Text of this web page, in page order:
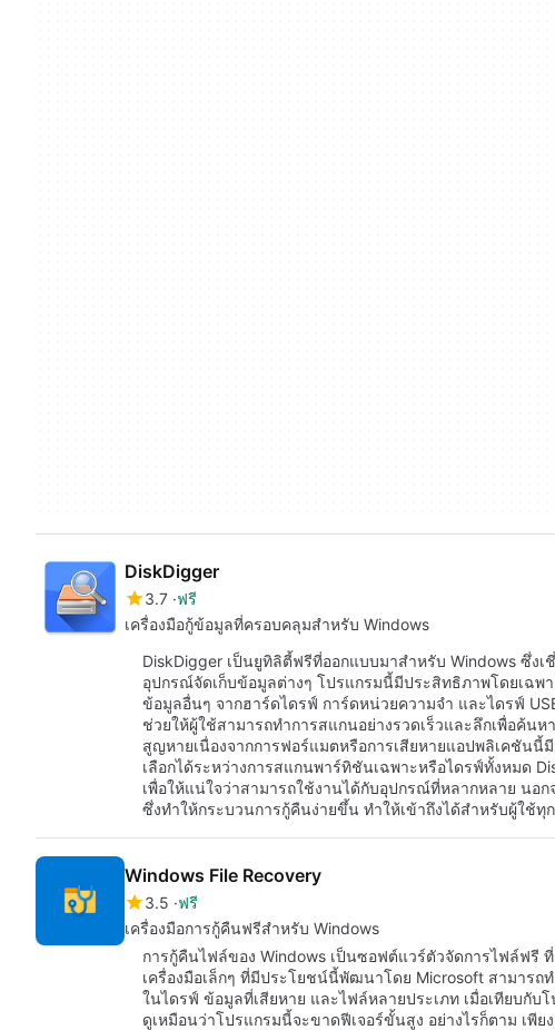
DiskDigger
3.7 ฟรี
เครื่องมือกู้ข้อมูลที่ครอบคลุมสำหรับ Windows
DiskDigger เป็นยูทิลิตี้ฟรีที่ออกแบบมาสำหรับ Windows ซึ่ง
อุปกรณ์จัดเก็บข้อมูลต่างๆ โปรแกรมนี้มีประสิทธิภาพโดยเฉพ
ข้อมูลอื่นๆ จากฮาร์ดไดรฟ์ การ์ดหน่วยความจำ และไดรฟ์
ช่วยให้ผู้ใช้สามารถทำการสแกนอย่างรวดเร็วและลึกเพื่อค้น
สูญหายเนื่องจากการฟอร์แมตหรือการเสียหายแอปพลิเคชันนี้
เลือกได้ระหว่างการสแกนพาร์ทิชันเฉพาะหรือไดรฟ์ทั้งหมด
เพื่อให้แน่ใจว่าสามารถใช้งานได้กับอุปกรณ์ที่หลากหลาย นอก
ซึ่งทำให้กระบวนการกู้คืนง่ายขึ้น ทำให้เข้าถึงได้สำหรับผู้ใช้
Windows File Recovery
3.5 ฟรี
เครื่องมือการกู้คืนฟรีสำหรับ Windows
การกู้คืนไฟล์ของ Windows เป็นซอฟต์แวร์ตัวจัดการไฟล์ฟ
เครื่องมือเล็กๆ ที่มีประโยชน์นี้พัฒนาโดย Microsoft สามารถ
ในไดรฟ์ ข้อมูลที่เสียหาย และไฟล์หลายประเภท เมื่อเทียบกั
ดูเหมือนว่าโปรแกรมนี้จะขาดฟีเจอร์ขั้นสูง อย่างไรก็ตาม เพี